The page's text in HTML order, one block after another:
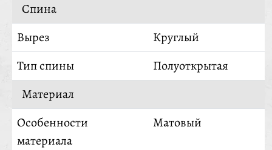
Спина
Вырез
Круглый
Тип спины
Полуоткрытая
Материал
Особенности
материала
Матовый